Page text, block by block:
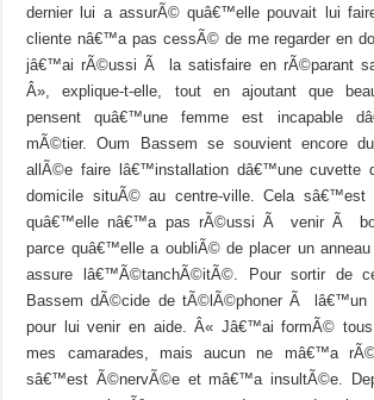
dernier lui a assurÃ© quâ€™elle pouvait lui
cliente nâ€™a pas cessÃ© de me regarder en
jâ€™ai rÃ©ussi Ã la satisfaire en rÃ©parant
Â», explique-t-elle, tout en ajoutant que
pensent quâ€™une femme est incapable
mÃ©tier. Oum Bassem se souvient encore
allÃ©e faire lâ€™installation dâ€™une cuvette
domicile situÃ© au centre-ville. Cela
quâ€™elle nâ€™a pas rÃ©ussi Ã venir Ã
parce quâ€™elle a oubliÃ© de placer un
assure lâ€™Ã©tanchÃ©itÃ©. Pour sortir de
Bassem dÃ©cide de tÃ©lÃ©phoner Ã lâ€™un
pour lui venir en aide. Â« Jâ€™ai formÃ©
mes camarades, mais aucun ne mâ€™a
sâ€™est Ã©nervÃ©e et mâ€™a insultÃ©e.